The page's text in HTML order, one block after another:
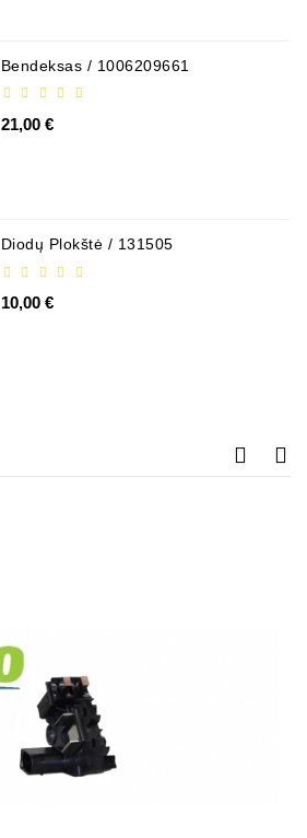
Bendeksas / 1006209661
21,00 €
Diodų Plokštė / 131505
10,00 €